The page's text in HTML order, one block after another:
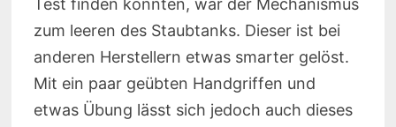
Test finden konnten, war der Mechanismus
zum leeren des Staubtanks. Dieser ist bei
anderen Herstellern etwas smarter gelöst.
Mit ein paar geübten Handgriffen und
etwas Übung lässt sich jedoch auch dieses